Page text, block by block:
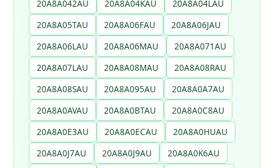
20A8A042AU
20A8A04KAU
20A8A04LAU
20A8A05TAU
20A8A06FAU
20A8A06JAU
20A8A06LAU
20A8A06MAU
20A8A071AU
20A8A07LAU
20A8A08MAU
20A8A08RAU
20A8A08SAU
20A8A095AU
20A8A0A7AU
20A8A0AVAU
20A8A0BTAU
20A8A0C8AU
20A8A0E3AU
20A8A0ECAU
20A8A0HUAU
20A8A0J7AU
20A8A0J9AU
20A8A0K6AU